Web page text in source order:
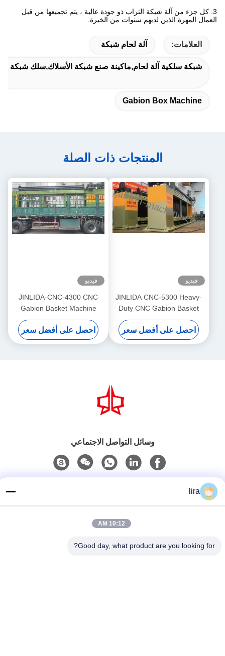
3. كل جزء من آلة شبكة التراب ذو جودة عالية ، يتم تجميعها من قبل
العمال المهرة الذين لديهم سنوات من الخبرة.
العلامات: آلة لحام شبكة
شبكة سلكية آلة لحام,ماكينة صنع شبكة الأسلاك,سلك شبكة
Gabion Box Machine
المنتجات ذات الصلة
فيديو
JINLIDA CNC-5300 Heavy-
Duty CNC Gabion Basket
Welding Machine 5300mm
Width Double Twist Mesh
Production Equipment
احصل على أفضل سعر
فيديو
JINLIDA-CNC-4300 CNC
Gabion Basket Machine
4300mm Working Width
Servo-Driven Double Twist
Mesh Equipment
احصل على أفضل سعر
وسائل التواصل الاجتماعي
الهاتف
86-510-86385783
lira
10:12 AM
Good day, what product are you looking for?